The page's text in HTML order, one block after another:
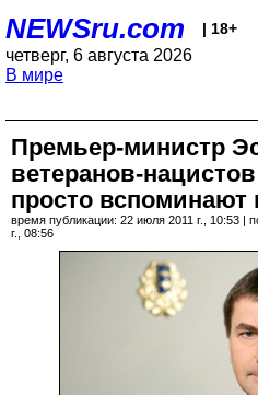
NEWSru.com | 18+
четверг, 6 августа 2026
В мире
Премьер-министр
ветеранов-
просто вспоминают
время публикации: 22 июля 2011 г., 10:53 |
г., 08:56